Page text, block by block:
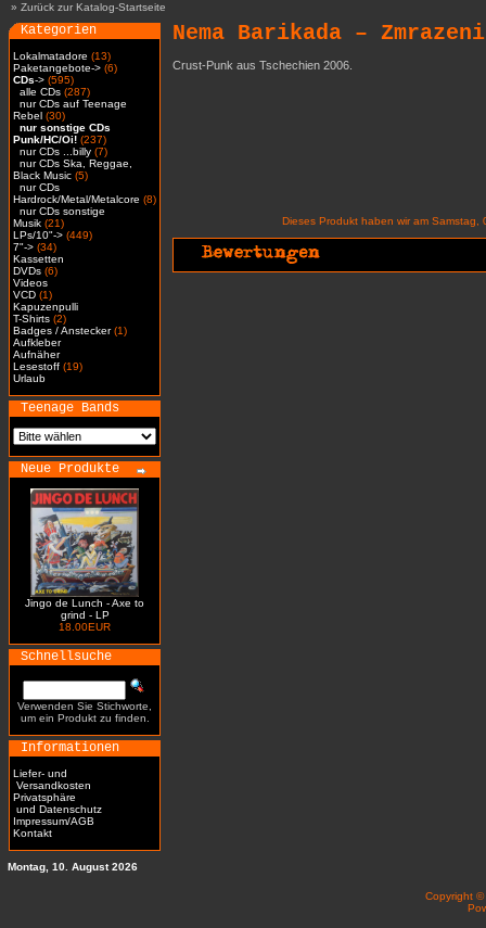
» Zurück zur Katalog-Startseite
Kategorien
Lokalmatadore (13)
Paketangebote-> (6)
CDs-> (595)
alle CDs (287)
nur CDs auf Teenage
Rebel (30)
nur sonstige CDs
Punk/HC/Oi! (237)
nur CDs ...billy (7)
nur CDs Ska, Reggae,
Black Music (5)
nur CDs
Hardrock/Metal/Metalcore (8)
nur CDs sonstige
Musik (21)
LPs/10"-> (449)
7"-> (34)
Kassetten
DVDs (6)
Videos
VCD (1)
Kapuzenpulli
T-Shirts (2)
Badges / Anstecker(1)
Aufkleber
Aufnäher
Lesestoff (19)
Urlaub
Teenage Bands
Neue Produkte
Jingo de Lunch - Axe to
grind - LP
18.00EUR
Schnellsuche
Verwenden Sie Stichworte,
um ein Produkt zu finden.
Informationen
Liefer- und
Versandkosten
Privatsphäre
und Datenschutz
Impressum/AGB
Kontakt
Nema Barikada –
Crust-Punk aus Tschechien 2006.
Dieses Produkt haben wir am
Montag, 10. August 2026
Copyright